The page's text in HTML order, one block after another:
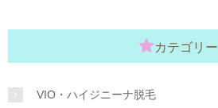
カテゴリー
VIO・ハイジニーナ脱毛